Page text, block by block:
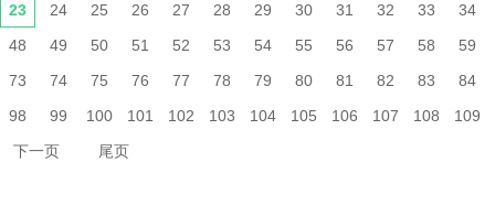
23
24 25 26 27 28 29 30 31 32 33
34
48
49 50 51 52 53 54 55 56 57 58
59
73
74 75 76 77 78 79 80 81 82 83
84
98
99 100 101 102 103 104 105 106 107 108
109
下一页
尾页